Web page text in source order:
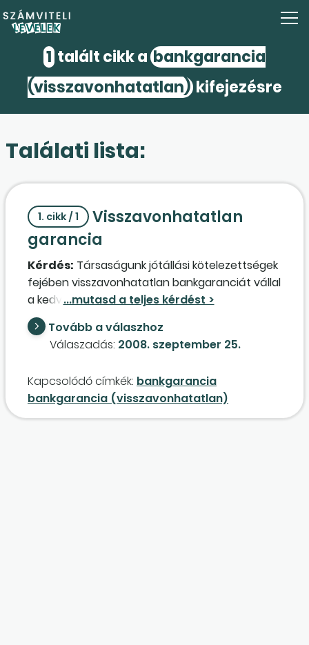
1 talált cikk a bankgarancia
(visszavonhatatlan)kifejezésre
Találati lista:
1. cikk / 1
Visszavonhatatlan
garancia
Kérdés: Társaságunk jótállási kötelezettségek
fejében visszavonhatatlan bankgaranciát vállal
a kedvezményezettel szemben. Nem vagyok
biztos a könyvelési tételben.
Tovább a válaszhoz
Válaszadás: 2008. szeptember 25.
Kapcsolódó címkék: bankgarancia
bankgarancia (visszavonhatatlan)